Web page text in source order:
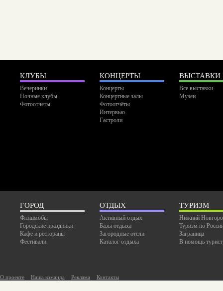
КЛУБЫ
Вечеринки
Ночные клубы
Фотоотчеты
КОНЦЕРТЫ
Концерты
Концертные залы
Фотоотчёты
Интервью
Гастроли
ВЫСТАВКИ
Все выставки
Музеи
ГОРОД
Флэшмобы
Городские праздники
Кафе и рестораны
Фестивали
ОТДЫХ
Активный отдых
Базы отдыха
Загородные отели
Каталог отдыха
ТУРИЗМ
Нижний
Туризм по
Заграница
В помощь
О проекте Наша команда Реклама Контакты